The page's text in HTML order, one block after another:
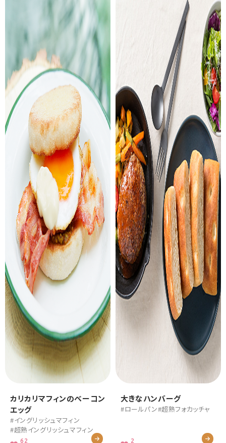
カリカリマフィンのベーコン
エッグ
#イングリッシュマフィン
#超熟イングリッシュマフィン
62
大きなハンバーグ
#ロールパン#超熟フォカッチャ
2